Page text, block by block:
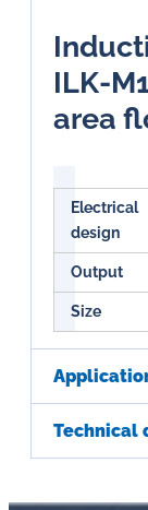
ILK-
area
Electrical
design
Output
Size
Technical